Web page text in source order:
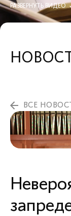
РАЗВЕРНУТЬ ВИДЕО
ВСЕ